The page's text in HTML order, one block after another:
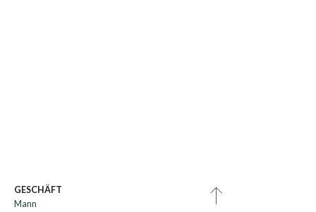
GESCHÄFT
Mann